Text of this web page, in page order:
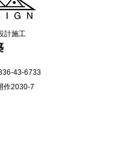
計施工
43-6733
作2030-7